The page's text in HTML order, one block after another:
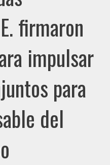
firmaron
impulsar
para
del